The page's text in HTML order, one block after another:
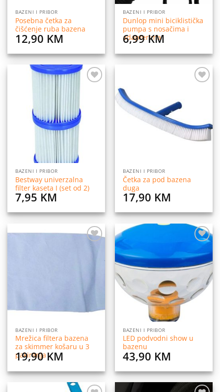
BAZENI I PRIBOR
Posebna četka za
čišćenje ruba bazena
12,90 KM
BAZENI I PRIBOR
Dunlop mini biciklistička
pumpa s nosačima i
adapterima
6,99KM
BAZENI I PRIBOR
Bestway univerzalna
filter kaseta I (set od 2)
7,95 KM
BAZENI I PRIBOR
Četka za pod bazena
duga
17,90 KM
BAZENI I PRIBOR
Mrežica filtera bazena
za skimmer košaru u 3
pakiranja
19,90KM
Dodaj
na
listu
želja
BAZENI I PRIBOR
LED podvodni show u
bazenu
43,90 KM